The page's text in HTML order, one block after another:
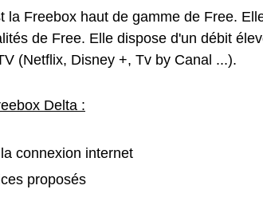
la Freebox haut de gamme de Free.
de Free. Elle dispose d'un débit
(Netflix, Disney +, Tv by Canal ...).
Delta :
connexion internet
proposés